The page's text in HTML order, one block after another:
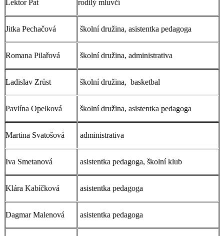
Lektor Pat rodilý mluvčí
Jitka Pechačová školní družina, asistentka pedagoga
Romana Pilařová školní družina, administrativa
Ladislav Zrůst školní družina, basketbal
Pavlína Opelková školní družina, asistentka pedagoga
Martina Svatošová administrativa
Iva Smetanová asistentka pedagoga, školní klub
Klára Kabíčková asistentka pedagoga
Dagmar Malenová asistentka pedagoga